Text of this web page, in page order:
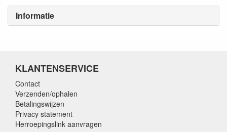
Informatie
KLANTENSERVICE
Contact
Verzenden/ophalen
Betalingswijzen
Privacy statement
Herroepingslink aanvragen